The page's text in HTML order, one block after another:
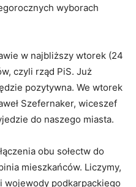
wyborach
w najbliższy wtorek (24
czyli rząd PiS. Już
pozytywna. We wtorek
Szefernaker, wiceszef
do naszego miasta.
obu sołectw do
mieszkańców. Liczymy,
wojewody podkarpackiego